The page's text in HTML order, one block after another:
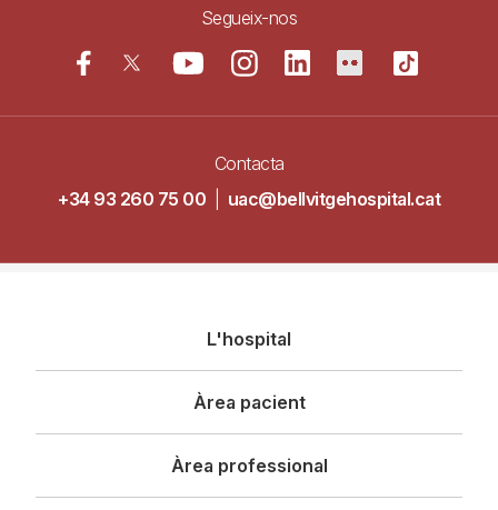
Segueix-nos
Contacta
+34 93 260 75 00
uac@bellvitgehospital.cat
principal
L'hospital
Àrea pacient
Àrea professional